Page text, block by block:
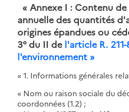
« Annexe I : Contenu
annuelle des quantités
origines épandues ou
3° du II de l'article R.
l'environnement »
« 1. Informations générales
« Nom ou raison sociale du
coordonnées (1.2) ;